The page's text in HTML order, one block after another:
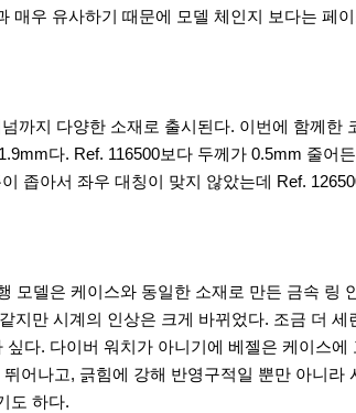
매우 유사하기 때문에 모델 체인지 보다는 페
지 다양한 소재로 출시된다. 이번에 함께한
다. Ref. 116500보다 두께가 0.5mm 줄어
좁아서 좌우 대칭이 맞지 않았는데 Ref.
델은 케이스와 동일한 소재로 만든 금속 링
만 시계의 인상은 크게 바뀌었다. 조금 더
다. 다이버 워치가 아니기에 베젤은 케이스
어나고, 긁힘에 강해 반영구적일 뿐만 아니
도 하다.